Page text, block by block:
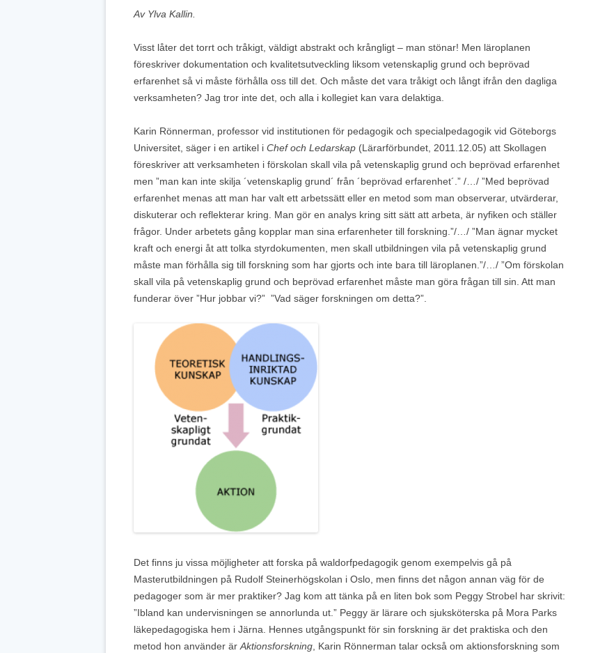
Av Ylva Kallin.
Visst låter det torrt och tråkigt, väldigt abstrakt och krångligt – man stönar! Men läroplanen
föreskriver dokumentation och kvalitetsutveckling liksom vetenskaplig grund och beprövad
erfarenhet så vi måste förhålla oss till det. Och måste det vara tråkigt och långt ifrån den dagliga
verksamheten? Jag tror inte det, och alla i kollegiet kan vara delaktiga.
Karin Rönnerman, professor vid institutionen för pedagogik och specialpedagogik vid Göteborgs
Universitet, säger i en artikel i Chef och Ledarskap (Lärarförbundet, 2011.12.05) att Skollagen
föreskriver att verksamheten i förskolan skall vila på vetenskaplig grund och beprövad erfarenhet
men ”man kan inte skilja ´vetenskaplig grund´ från ´beprövad erfarenhet´.” /…/ ”Med beprövad
erfarenhet menas att man har valt ett arbetssätt eller en metod som man observerar, utvärderar,
diskuterar och reflekterar kring. Man gör en analys kring sitt sätt att arbeta, är nyfiken och ställer
frågor. Under arbetets gång kopplar man sina erfarenheter till forskning.”/…/ ”Man ägnar mycket
kraft och energi åt att tolka styrdokumenten, men skall utbildningen vila på vetenskaplig grund
måste man förhålla sig till forskning som har gjorts och inte bara till läroplanen.”/…/ ”Om förskolan
skall vila på vetenskaplig grund och beprövad erfarenhet måste man göra frågan till sin. Att man
funderar över ”Hur jobbar vi?” ”Vad säger forskningen om detta?”.
Det finns ju vissa möjligheter att forska på waldorfpedagogik genom exempelvis gå på
Masterutbildningen på Rudolf Steinerhögskolan i Oslo, men finns det någon annan väg för de
pedagoger som är mer praktiker? Jag kom att tänka på en liten bok som Peggy Strobel har skrivit:
”Ibland kan undervisningen se annorlunda ut.” Peggy är lärare och sjuksköterska på Mora Parks
läkepedagogiska hem i Järna. Hennes utgångspunkt för sin forskning är det praktiska och den
metod hon använder är Aktionsforskning , Karin Rönnerman talar också om aktionsforskning som